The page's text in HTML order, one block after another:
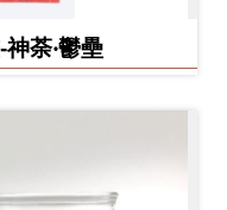
荼‧鬱壘